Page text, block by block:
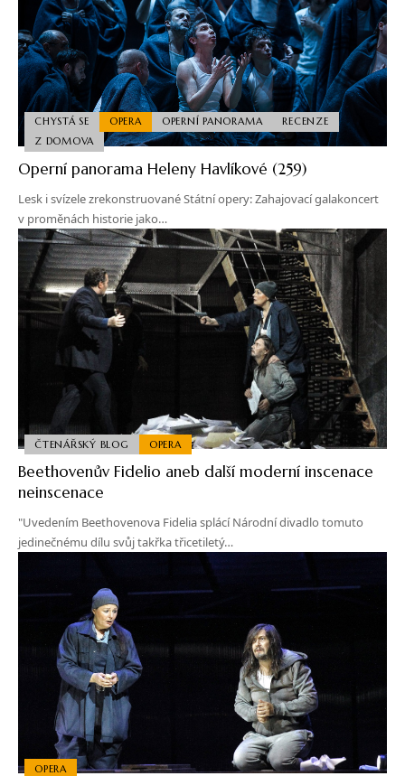
CHYSTÁ SE OPERA OPERNÍ PANORAMA
RECENZE
Z DOMOVA
Operní panorama Heleny Havlíkové (259)
Lesk i svízele zrekonstruované Státní opery: Zahajovací galakoncert
v proměnách historie jako…
ČTENÁŘSKÝ BLOG OPERA
Beethovenův Fidelio aneb další moderní inscenace
neinscenace
"Uvedením Beethovenova Fidelia splácí Národní divadlo tomuto
jedinečnému dílu svůj takřka třicetiletý…
OPERA